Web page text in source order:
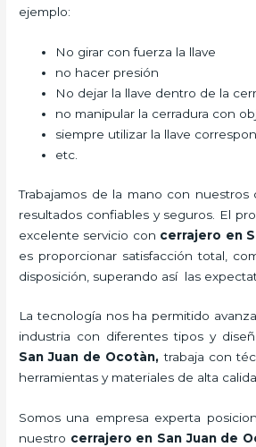
ejemplo:
No girar con fuerza la llave
no hacer presión
No dejar la llave dentro de la
no manipular la cerradura con
siempre utilizar la llave
etc.
Trabajamos de la mano con nuestros
resultados confiables y seguros. El
excelente servicio con cerrajero en
es proporcionar satisfacción total,
disposición, superando así las
La tecnología nos ha permitido
industria con diferentes tipos y
San Juan de Ocotàn,trabaja con
herramientas y materiales de alta
Somos una empresa experta
nuestro cerrajero en San Juan de